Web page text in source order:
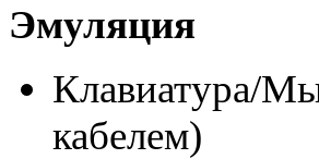
Эмуляция
Клавиатура/
кабелем)